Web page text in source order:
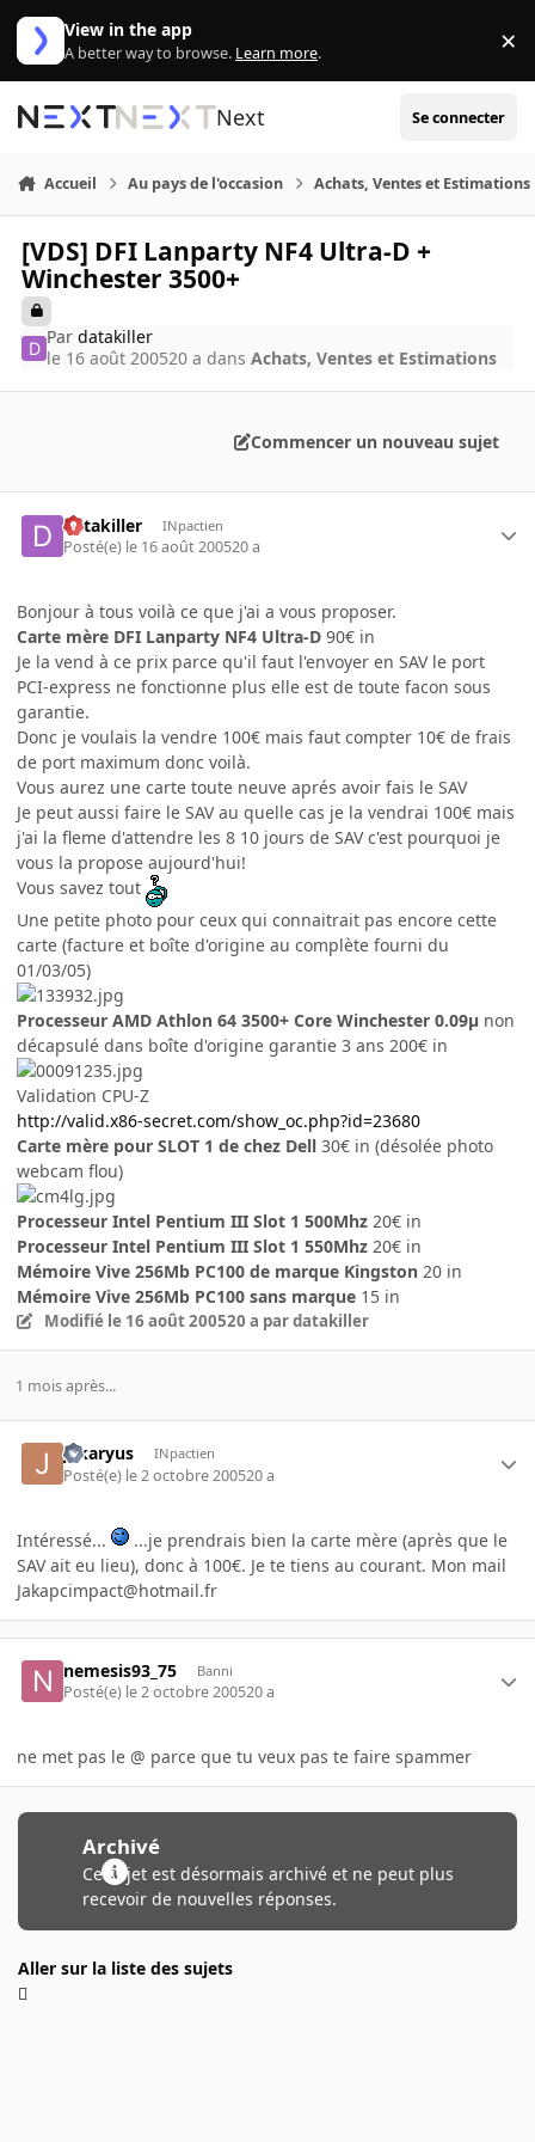
Aller au contenu
View in the app
A better way to browse. Learn more. ×
Next Se connecter
Accueil Au pays de l'occasion Achats, Ventes et Estimations
[VDS] DFI Lanparty NF4 Ultra-D +
Winchester 3500+
Pardatakiller
le 16 août 200520 a dansAchats, Ventes et Estimations
Commencer un nouveau sujet
datakiller INpactien
Posté(e) le 16 août 200520 a
Bonjour à tous voilà ce que j'ai a vous proposer.
Carte mère DFI Lanparty NF4 Ultra-D 90€ in
Je la vend à ce prix parce qu'il faut l'envoyer en SAV le port
PCI-express ne fonctionne plus elle est de toute facon sous
garantie.
Donc je voulais la vendre 100€ mais faut compter 10€ de frais
de port maximum donc voilà.
Vous aurez une carte toute neuve aprés avoir fais le SAV
Je peut aussi faire le SAV au quelle cas je la vendrai 100€ mais
j'ai la fleme d'attendre les 8 10 jours de SAV c'est pourquoi je
vous la propose aujourd'hui!
Vous savez tout
Une petite photo pour ceux qui connaitrait pas encore cette
carte (facture et boîte d'origine au complète fourni du
01/03/05)
Processeur AMD Athlon 64 3500+ Core Winchester 0.09µ non
décapsulé dans boîte d'origine garantie 3 ans 200€ in
Validation CPU-Z
http://valid.x86-secret.com/show_oc.php?id=23680
Carte mère pour SLOT 1 de chez Dell 30€ in (désolée photo
webcam flou)
Processeur Intel Pentium III Slot 1 500Mhz 20€ in
Processeur Intel Pentium III Slot 1 550Mhz 20€ in
Mémoire Vive 256Mb PC100 de marque Kingston 20 in
Mémoire Vive 256Mb PC100 sans marque 15 in
Modifié le 16 août 200520 a par datakiller
1 mois après...
jakaryus INpactien
Posté(e) le 2 octobre 200520 a
Intéressé...
...je prendrais bien la carte mère (après que le
SAV ait eu lieu), donc à 100€. Je te tiens au courant. Mon mail
Jakapcimpact@hotmail.fr
nemesis93_75 Banni
Posté(e) le 2 octobre 200520 a
ne met pas le @ parce que tu veux pas te faire spammer
Archivé
Ce sujet est désormais archivé et ne peut plus
recevoir de nouvelles réponses.
Aller sur la liste des sujets